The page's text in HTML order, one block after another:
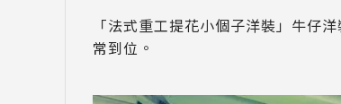
「法式重工提花小個子洋裝」牛仔
常到位。